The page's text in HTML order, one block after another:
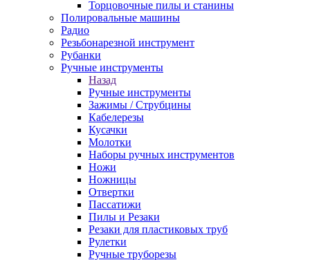
Торцовочные пилы и станины
Полировальные машины
Радио
Резьбонарезной инструмент
Рубанки
Ручные инструменты
Назад
Ручные инструменты
Зажимы / Струбцины
Кабелерезы
Кусачки
Молотки
Наборы ручных инструментов
Ножи
Ножницы
Отвертки
Пассатижи
Пилы и Резаки
Резаки для пластиковых труб
Рулетки
Ручные труборезы